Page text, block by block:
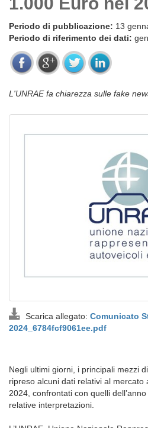
Periodo di pubblicazione: 13
Periodo di riferimento dei dati:
L'UNRAE fa chiarezza sulle fake
Scarica allegato: Comunicato
2024_6784fcf9061ee.pdf
Negli ultimi giorni, i principali mezzi
ripreso alcuni dati relativi al mercato
2024, confrontati con quelli
relative interpretazioni.